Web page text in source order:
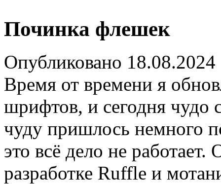
Починка флешек
Опубликовано 18.08.2024
Время от времени я
шрифтов, и сегодня чудо
чуду пришлось немного
это всё дело не работает.
разработке Ruffle и